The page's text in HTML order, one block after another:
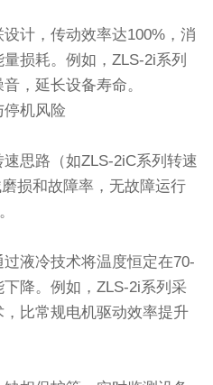
计，传动效率达100%，消
损耗。例如，ZLS-2i系列
，延长设备寿命。
机风险
思路（如ZLS-2iC系列转速
损和故障率，无故障运行
液冷技术将温度恒定在70-
降。例如，ZLS-2i系列采
比常规电机驱动效率提升